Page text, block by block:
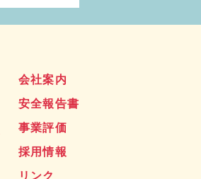
会社案内
安全報告書
事業評価
採用情報
リンク